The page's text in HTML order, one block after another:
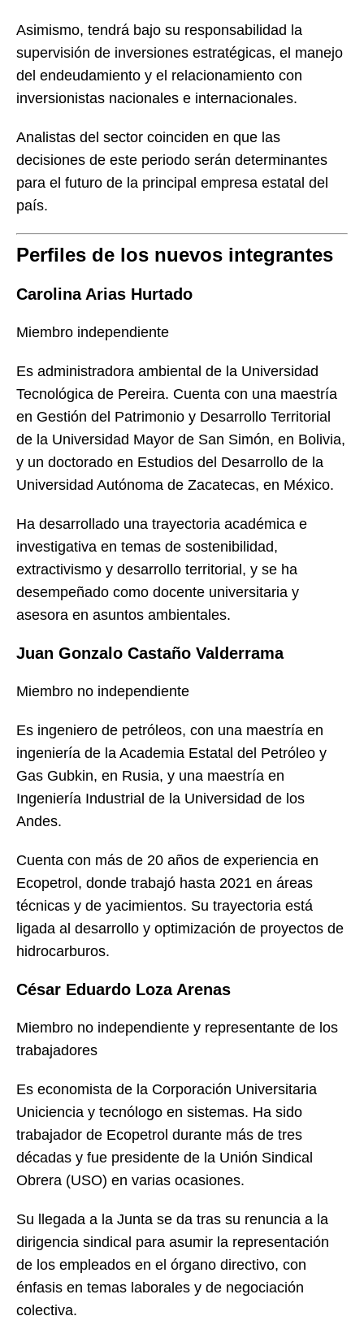
Asimismo, tendrá bajo su responsabilidad la
supervisión de inversiones estratégicas, el manejo
del endeudamiento y el relacionamiento con
inversionistas nacionales e internacionales.
Analistas del sector coinciden en que las
decisiones de este periodo serán determinantes
para el futuro de la principal empresa estatal del
país.
Perfiles de los nuevos integrantes
Carolina Arias Hurtado
Miembro independiente
Es administradora ambiental de la Universidad
Tecnológica de Pereira. Cuenta con una maestría
en Gestión del Patrimonio y Desarrollo Territorial
de la Universidad Mayor de San Simón, en Bolivia,
y un doctorado en Estudios del Desarrollo de la
Universidad Autónoma de Zacatecas, en México.
Ha desarrollado una trayectoria académica e
investigativa en temas de sostenibilidad,
extractivismo y desarrollo territorial, y se ha
desempeñado como docente universitaria y
asesora en asuntos ambientales.
Juan Gonzalo Castaño Valderrama
Miembro no independiente
Es ingeniero de petróleos, con una maestría en
ingeniería de la Academia Estatal del Petróleo y
Gas Gubkin, en Rusia, y una maestría en
Ingeniería Industrial de la Universidad de los
Andes.
Cuenta con más de 20 años de experiencia en
Ecopetrol, donde trabajó hasta 2021 en áreas
técnicas y de yacimientos. Su trayectoria está
ligada al desarrollo y optimización de proyectos de
hidrocarburos.
César Eduardo Loza Arenas
Miembro no independiente y representante de los
trabajadores
Es economista de la Corporación Universitaria
Uniciencia y tecnólogo en sistemas. Ha sido
trabajador de Ecopetrol durante más de tres
décadas y fue presidente de la Unión Sindical
Obrera (USO) en varias ocasiones.
Su llegada a la Junta se da tras su renuncia a la
dirigencia sindical para asumir la representación
de los empleados en el órgano directivo, con
énfasis en temas laborales y de negociación
colectiva.